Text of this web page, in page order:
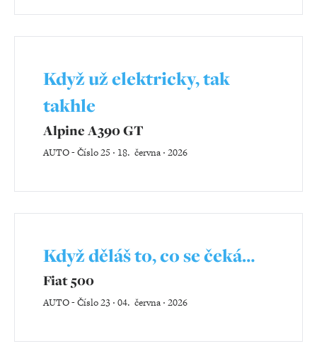
Když už elektricky, tak
takhle
Alpine A390 GT
AUTO-Číslo 25 ‧ 18. června ‧ 2026
Když děláš to, co se čeká…
Fiat 500
AUTO-Číslo 23 ‧ 04. června ‧ 2026